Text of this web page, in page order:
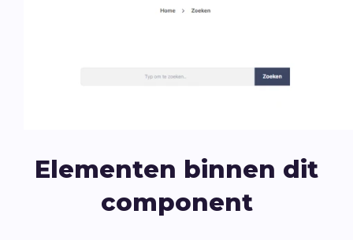
Elementen binnen dit
component